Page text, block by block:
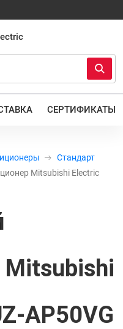
СЕРТИФИКАТЫ
Стандарт
Mitsubishi Electric
Mitsubishi
AP50VG